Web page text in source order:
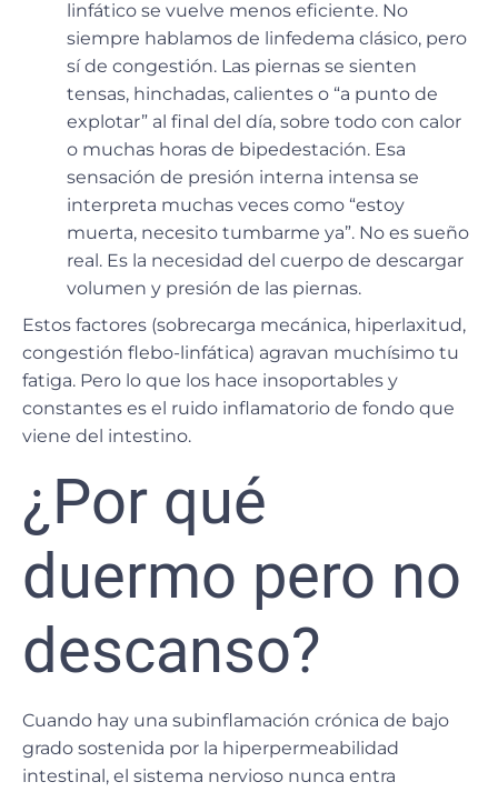
linfático se vuelve menos eficiente. No
siempre hablamos de linfedema clásico, pero
sí de congestión. Las piernas se sienten
tensas, hinchadas, calientes o “a punto de
explotar” al final del día, sobre todo con calor
o muchas horas de bipedestación. Esa
sensación de presión interna intensa se
interpreta muchas veces como “estoy
muerta, necesito tumbarme ya”. No es sueño
real. Es la necesidad del cuerpo de descargar
volumen y presión de las piernas.
Estos factores (sobrecarga mecánica, hiperlaxitud,
congestión flebo-linfática) agravan muchísimo tu
fatiga. Pero lo que los hace insoportables y
constantes es el ruido inflamatorio de fondo que
viene del intestino.
¿Por qué
duermo pero no
descanso?
Cuando hay una subinflamación crónica de bajo
grado sostenida por la hiperpermeabilidad
intestinal, el sistema nervioso nunca entra